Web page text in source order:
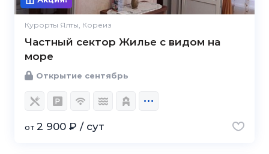
Курорты Ялты, Кореиз
Частный сектор Жилье с видом на
море
Открытие сентябрь
от 2 900 ₽ / сут